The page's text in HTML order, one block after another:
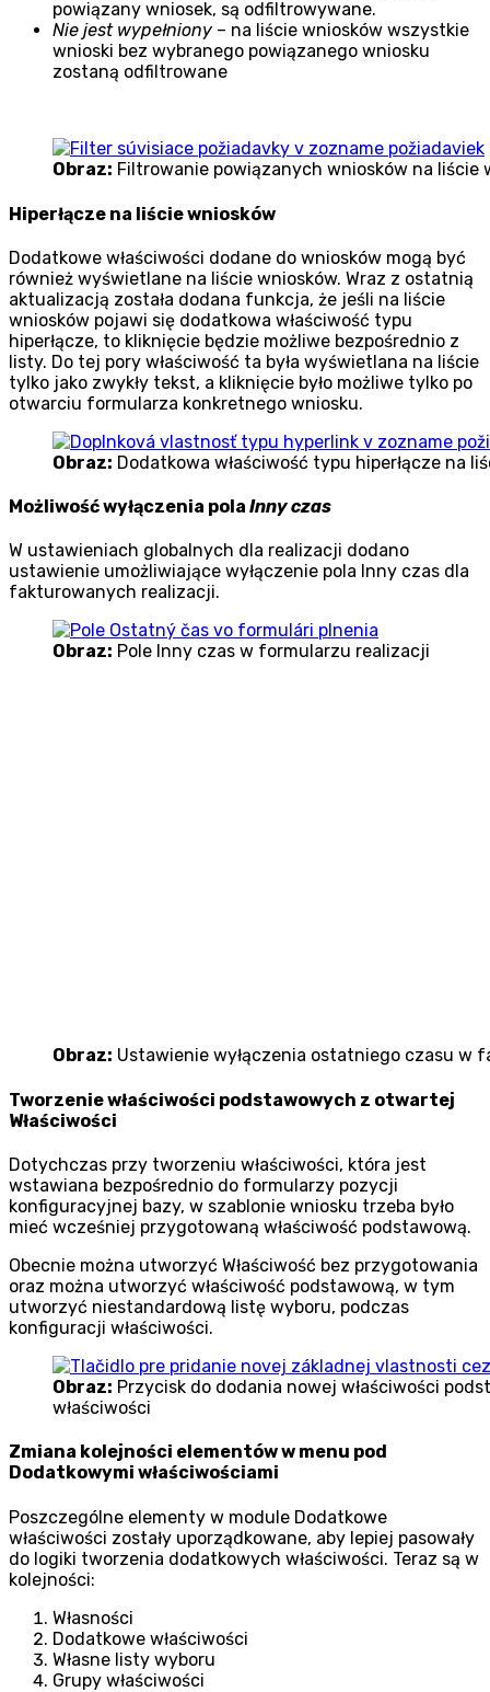
powiązany wniosek, są odfiltrowywane.
Nie jest wypełniony – na liście wniosków wszystkie
wnioski bez wybranego powiązanego wniosku
zostaną odfiltrowane
Obraz: Filtrowanie powiązanych wniosków na liście
Hiperłącze na liście wniosków
Dodatkowe właściwości dodane do wniosków mogą być
również wyświetlane na liście wniosków. Wraz z ostatnią
aktualizacją została dodana funkcja, że jeśli na liście
wniosków pojawi się dodatkowa właściwość typu
hiperłącze, to kliknięcie będzie możliwe bezpośrednio z
listy. Do tej pory właściwość ta była wyświetlana na liście
tylko jako zwykły tekst, a kliknięcie było możliwe tylko po
otwarciu formularza konkretnego wniosku.
Obraz: Dodatkowa właściwość typu hiperłącze na
Możliwość wyłączenia pola Inny czas
W ustawieniach globalnych dla realizacji dodano
ustawienie umożliwiające wyłączenie pola Inny czas dla
fakturowanych realizacji.
Obraz: Pole Inny czas w formularzu realizacji
Obraz: Ustawienie wyłączenia ostatniego czasu w
Tworzenie właściwości podstawowych z otwartej
Właściwości
Dotychczas przy tworzeniu właściwości, która jest
wstawiana bezpośrednio do formularzy pozycji
konfiguracyjnej bazy, w szablonie wniosku trzeba było
mieć wcześniej przygotowaną właściwość podstawową.
Obecnie można utworzyć Właściwość bez przygotowania
oraz można utworzyć właściwość podstawową, w tym
utworzyć niestandardową listę wyboru, podczas
konfiguracji właściwości.
Obraz: Przycisk do dodania nowej właściwości
właściwości
Zmiana kolejności elementów w menu pod
Dodatkowymi właściwościami
Poszczególne elementy w module Dodatkowe
właściwości zostały uporządkowane, aby lepiej pasowały
do ​​logiki tworzenia dodatkowych właściwości. Teraz są w
kolejności:
Własności
Dodatkowe właściwości
Własne listy wyboru
Grupy właściwości